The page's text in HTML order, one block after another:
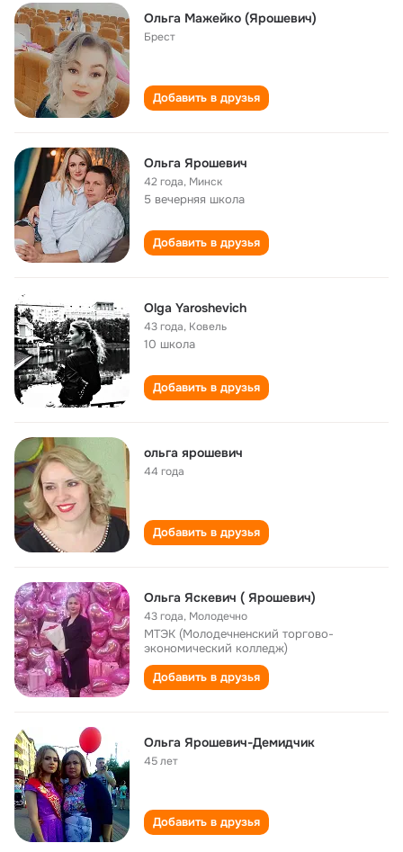
Ольга Мажейко (Ярошевич)
Брест
Добавить в друзья
Ольга Ярошевич
42 года, Минск
5 вечерняя школа
Добавить в друзья
Olga Yaroshevich
43 года, Ковель
10 школа
Добавить в друзья
ольга ярошевич
44 года
Добавить в друзья
Ольга Яскевич ( Ярошевич)
43 года, Молодечно
МТЭК (Молодечненский торгово-
экономический колледж)
Добавить в друзья
Ольга Ярошевич-Демидчик
45 лет
Добавить в друзья